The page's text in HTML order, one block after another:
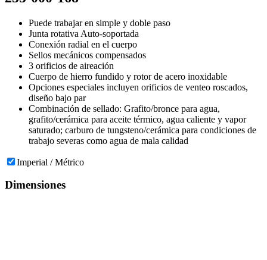
Puede trabajar en simple y doble paso
Junta rotativa Auto-soportada
Conexión radial en el cuerpo
Sellos mecánicos compensados
3 orificios de aireación
Cuerpo de hierro fundido y rotor de acero inoxidable
Opciones especiales incluyen orificios de venteo roscados,
diseño bajo par
Combinación de sellado: Grafito/bronce para agua,
grafito/cerámica para aceite térmico, agua caliente y vapor
saturado; carburo de tungsteno/cerámica para condiciones de
trabajo severas como agua de mala calidad
Imperial / Métrico
Dimensiones